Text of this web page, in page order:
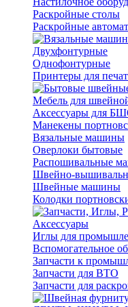
Раскройные столы
Раскройные
Двухфонтурные
Однофонтурные
Принтеры для
Мебель для
Аксессуары для
Манекены
Вязальные машины
Оверлоки бытовые
Распошивальные
Швейно-
Швейные машины
Колодки
Аксессуары
Иглы для
Вспомогательное
Запчасти к
Запчасти для ВТО
Запчасти для